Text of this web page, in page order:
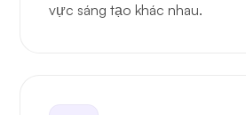
vực sáng tạo khác nhau.